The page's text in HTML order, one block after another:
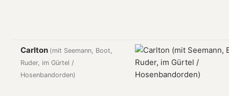
Carlton (mit Seemann, Boot,
Ruder, im Gürtel /
Hosenbandorden)